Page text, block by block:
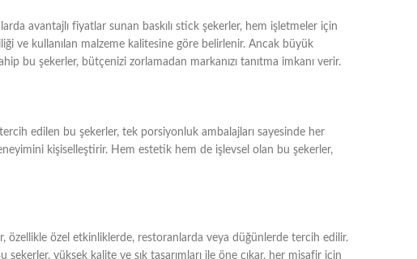
avantajlı fiyatlar sunan baskılı stick şekerler, hem işletmeler için
ve kullanılan malzeme kalitesine göre belirlenir. Ancak büyük
bu şekerler, bütçenizi zorlamadan markanızı tanıtma imkanı verir.
edilen bu şekerler, tek porsiyonluk ambalajları sayesinde her
kişiselleştirir. Hem estetik hem de işlevsel olan bu şekerler,
özellikle özel etkinliklerde, restoranlarda veya düğünlerde tercih edilir.
yüksek kalite ve şık tasarımları ile öne çıkar, her misafir için